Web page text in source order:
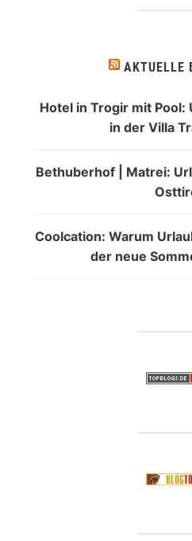
AKTUELLE
Hotel in Trogir mit Pool:
in der Villa
Bethuberhof | Matrei:
Coolcation: Warum
der neue